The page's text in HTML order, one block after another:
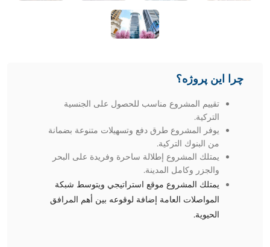
چرا این پروژه؟
تقييم المشروع مناسب للحصول على الجنسية
التركية.
يوفر المشروع طرق دفع وتسهيلات متنوعة بضمانة
من البنوك التركية.
يمتلك المشروع إطلالة ساحرة وفريدة على البحر
والجزر وكامل المدينة.
يمتلك المشروع موقع استراتيجي ويتوسط شبكة
المواصلات العامة إضافة لوقوعه بين أهم المرافق
الحيوية.